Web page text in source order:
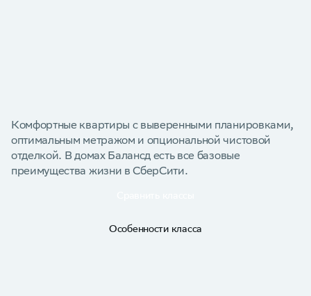
Комфортные квартиры с выверенными планировками,
оптимальным метражом и опциональной чистовой
отделкой. В домах Балансд есть все базовые
преимущества жизни в СберСити.
Особенности класса